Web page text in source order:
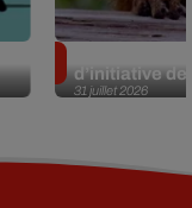
31 juillet 2026
d’initiative